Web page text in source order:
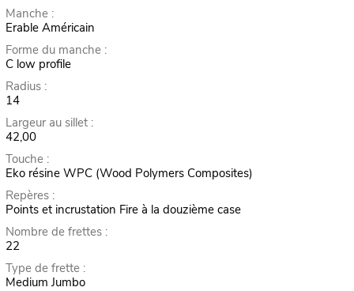
Manche :
Erable Américain
Forme du manche :
C low profile
Radius :
14
Largeur au sillet :
42,00
Touche :
Eko résine WPC (Wood Polymers Composites)
Repères :
Points et incrustation Fire à la douzième case
Nombre de frettes :
22
Type de frette :
Medium Jumbo